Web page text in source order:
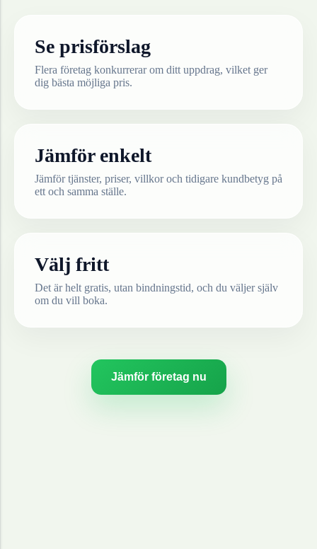
Se prisförslag
Flera företag konkurrerar om ditt uppdrag, vilket ger
dig bästa möjliga pris.
Jämför enkelt
Jämför tjänster, priser, villkor och tidigare kundbetyg på
ett och samma ställe.
Välj fritt
Det är helt gratis, utan bindningstid, och du väljer själv
om du vill boka.
Jämför företag nu